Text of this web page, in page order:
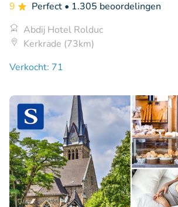
9 Perfect • 1.305 beoordelingen
Abdij Hotel Rolduc
Kerkrade (73km)
Verkocht: 71